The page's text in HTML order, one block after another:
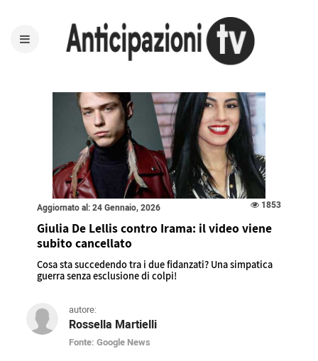
Aggiornato al: 24 Gennaio, 2026 1853
Giulia De Lellis contro Irama: il video viene
subito cancellato
Cosa sta succedendo tra i due fidanzati? Una simpatica
guerra senza esclusione di colpi!
autore:
Rossella Martielli
Fonte: Google News